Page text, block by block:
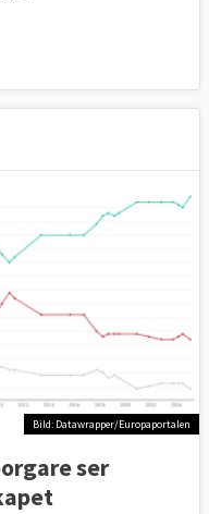
Bild: Datawrapper/Europaportalen
ser